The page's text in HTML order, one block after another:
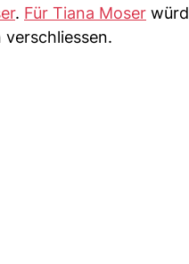
. Für Tiana Moser